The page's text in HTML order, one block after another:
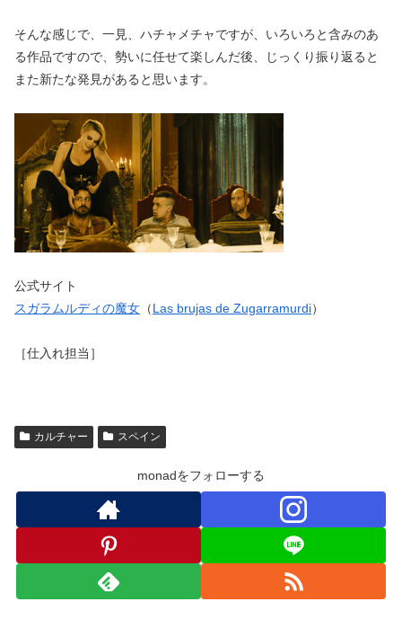
そんな感じで、一見、ハチャメチャですが、いろいろと含みのあ
る作品ですので、勢いに任せて楽しんだ後、じっくり振り返ると
また新たな発見があると思います。
公式サイト
スガラムルディの魔女 （Las brujas de Zugarramurdi）
［仕入れ担当］
カルチャー スペイン
monadをフォローする